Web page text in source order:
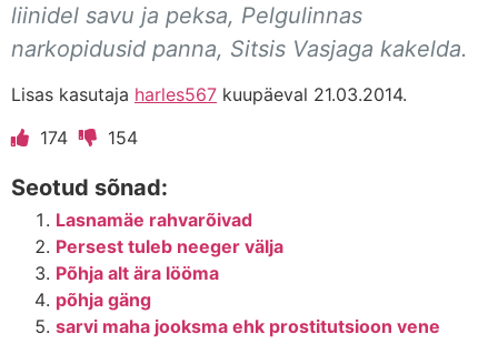
liinidel savu ja peksa, Pelgulinnas
narkopidusid panna, Sitsis Vasjaga kakelda.
Lisas kasutaja harles567 kuupäeval 21.03.2014.
174
154
Seotud sõnad:
Lasnamäe rahvarõivad
Persest tuleb neeger välja
Põhja alt ära lööma
põhja gäng
sarvi maha jooksma ehk prostitutsioon vene